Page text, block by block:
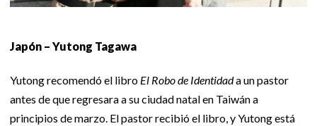
Japón – Yutong Tagawa
Yutong recomendó el libro El Robo de Identidada un pastor
antes de que regresara a su ciudad natal en Taiwán a
principios de marzo. El pastor recibió el libro, y Yutong está